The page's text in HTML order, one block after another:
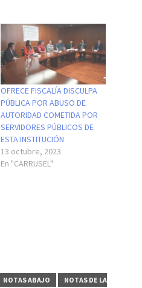
OFRECE FISCALÍA DISCULPA
PÚBLICA POR ABUSO DE
AUTORIDAD COMETIDA POR
SERVIDORES PÚBLICOS DE
ESTA INSTITUCIÓN
13 octubre, 2023
En "CARRUSEL"
NOTAS ABAJO
NOTAS DE LA